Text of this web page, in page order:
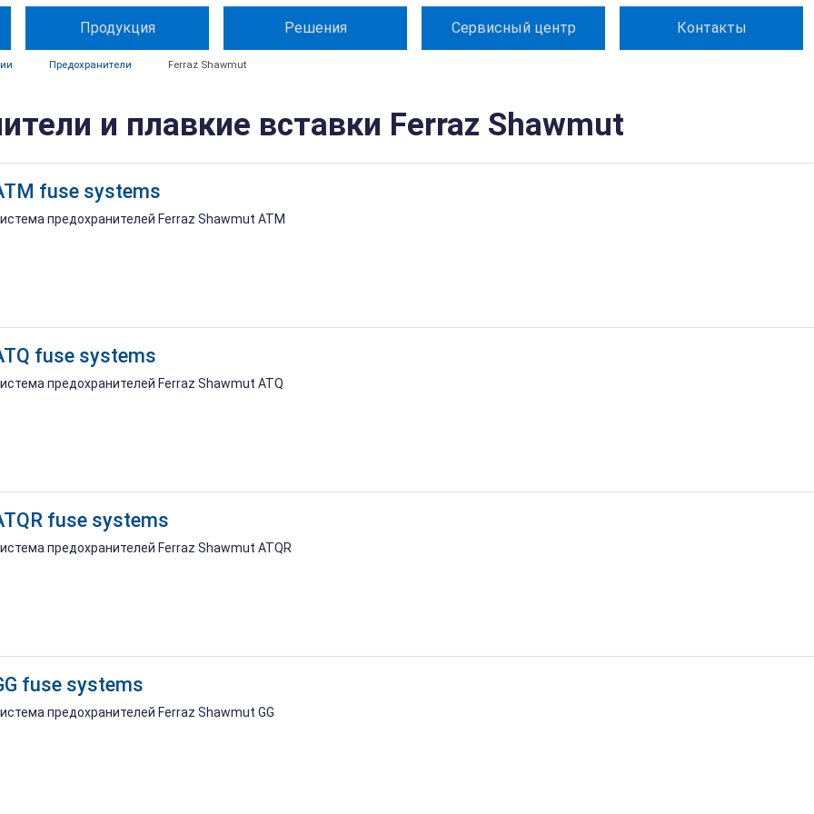
Продукция Решения Сервисный центр Контакты
Предохранители Ferraz Shawmut
и плавкие вставки Ferraz Shawmut
fuse systems
предохранителей Ferraz Shawmut ATM
fuse systems
предохранителей Ferraz Shawmut ATQ
fuse systems
предохранителей Ferraz Shawmut ATQR
fuse systems
предохранителей Ferraz Shawmut GG